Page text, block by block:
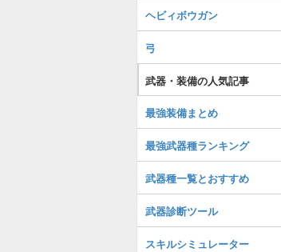
ヘビィボウガン
弓
武器・装備の人気記事
最強装備まとめ
最強武器種ランキング
武器種一覧とおすすめ
武器診断ツール
スキルシミュレーター